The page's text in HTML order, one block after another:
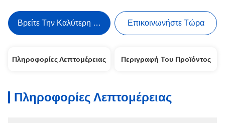
Βρείτε Την Καλύτερη Τιμή Επικοινωνήστε Τώρα
Πληροφορίες Λεπτομέρειας Περιγραφή Του Προϊόντος
Πληροφορίες Λεπτομέρειας